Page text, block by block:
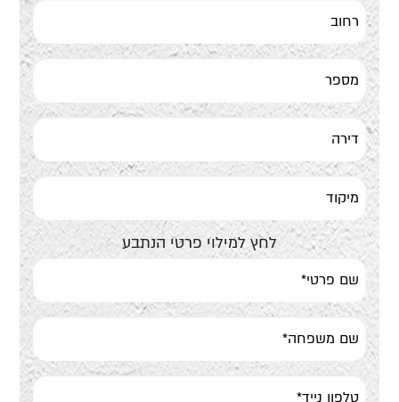
לחץ למילוי פרטי הנתבע